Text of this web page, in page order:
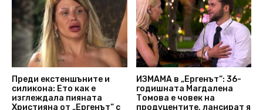
Преди екстеншъните и
силикона: Ето как е
изглеждала пияната
Християна от „Ергенът“ с
ИЗМАМА в „Ергенът“: 36-
годишната Магдалена
Томова е човек на
продуцентите, лансират я